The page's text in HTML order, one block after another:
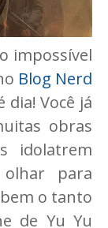
impossível
Blog Nerd
dia! Você já
obras
idolatrem
para
o tanto
de Yu Yu